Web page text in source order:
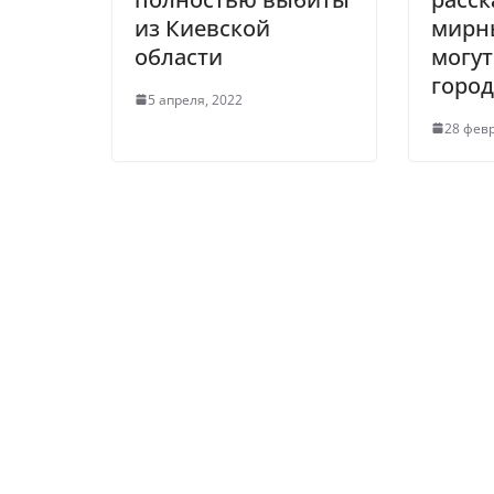
из Киевской
области
5 апреля, 2022
город
28